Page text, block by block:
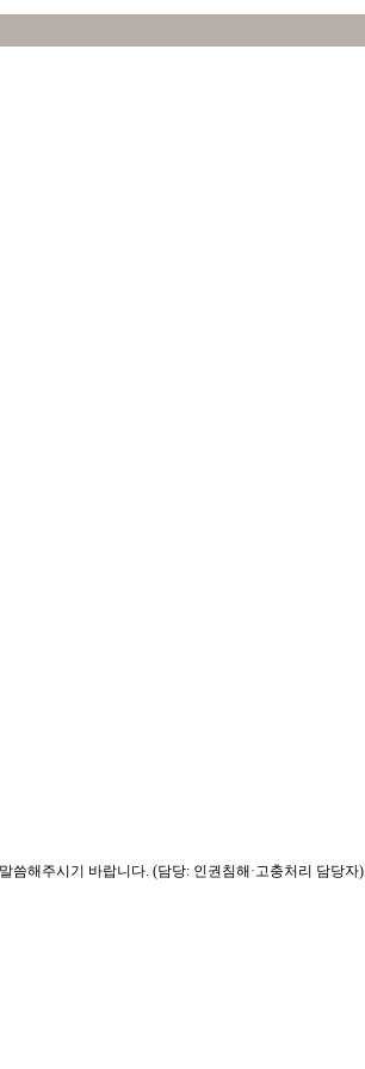
해주시기 바랍니다. (담당: 인권침해·고충처리 담당자)